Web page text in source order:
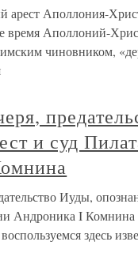
арест Аполлония-
время Аполлоний-
чиновником,
и суд
Иуды,
Андроника I
здесь